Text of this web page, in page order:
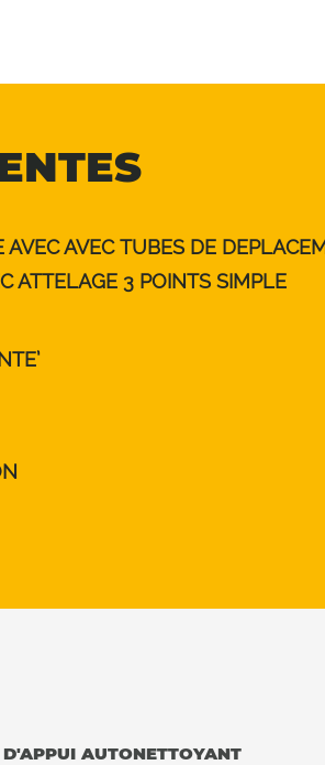
AVEC AVEC TUBES DE
ATTELAGE 3 POINTS SIMPLE
AUTONETTOYANT